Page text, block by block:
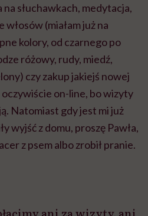
słuchawkach, medytacja,
(miałam już na
kolory, od czarnego po
różowy, rudy, miedź,
czy zakup jakiejś nowej
on-line, bo wizyty
Natomiast gdy jest mi już
wyjść z domu, proszę Pawła,
z psem albo zrobił pranie.